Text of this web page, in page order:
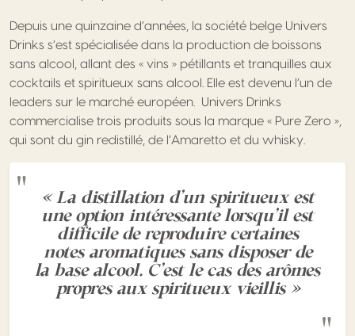
Depuis une quinzaine d’années, la société belge Univers
Drinks s’est spécialisée dans la production de boissons
sans alcool, allant des « vins » pétillants et tranquilles aux
cocktails et spiritueux sans alcool. Elle est devenu l’un de
leaders sur le marché européen. Univers Drinks
commercialise trois produits sous la marque « Pure Zero »,
qui sont du gin redistillé, de l’Amaretto et du whisky.
« La distillation d’un spiritueux est
une option intéressante lorsqu’il est
difficile de reproduire certaines
notes aromatiques sans disposer de
la base alcool. C’est le cas des arômes
propres aux spiritueux vieillis »